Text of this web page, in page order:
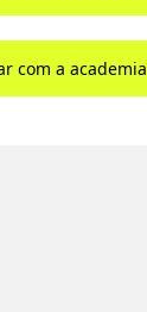
com a academia